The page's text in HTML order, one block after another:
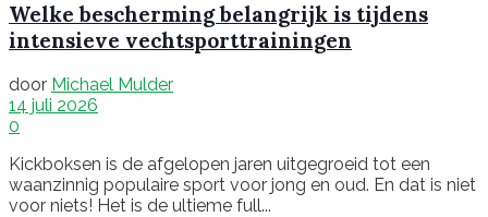
Welke bescherming belangrijk is tijdens
intensieve vechtsporttrainingen
door Michael Mulder
14 juli 2026
0
Kickboksen is de afgelopen jaren uitgegroeid tot een
waanzinnig populaire sport voor jong en oud. En dat is niet
voor niets! Het is de ultieme full...